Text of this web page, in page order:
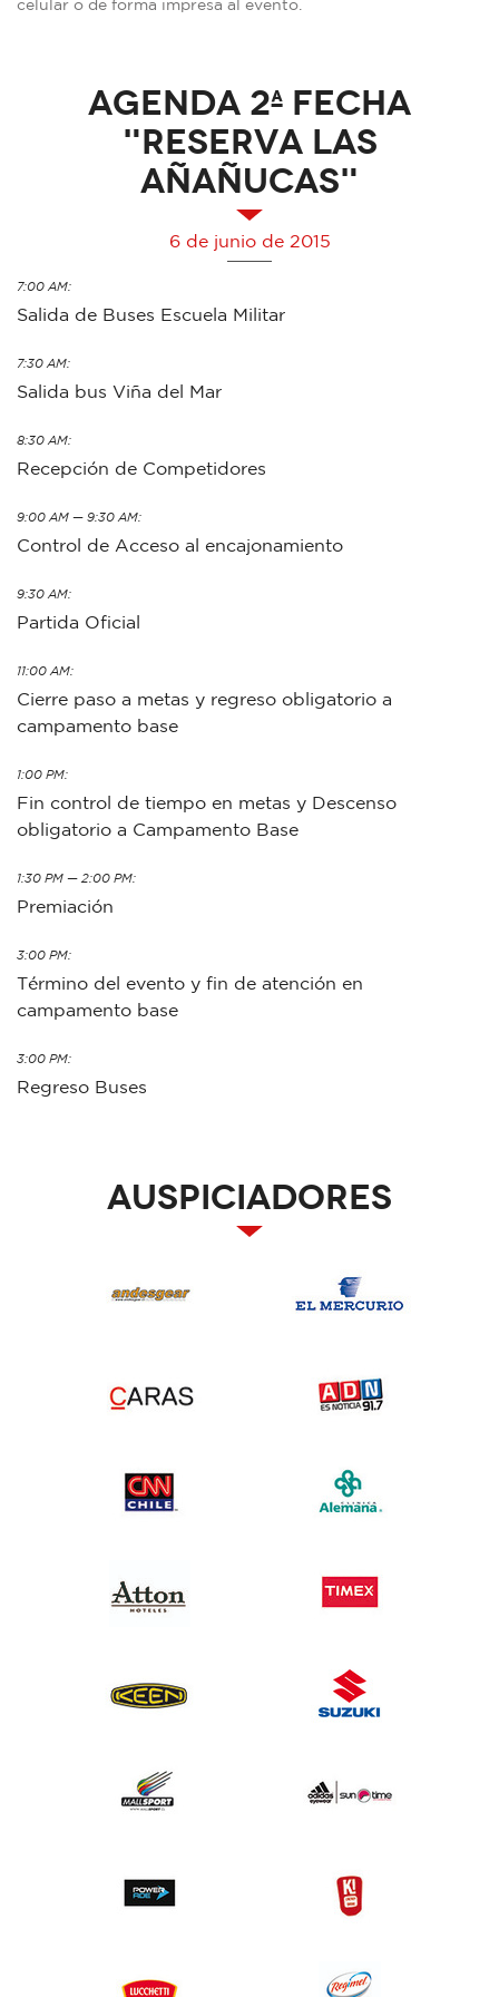
celular o de forma impresa al evento.
Agenda 2ª Fecha
"Reserva Las
Añañucas"
6 de junio de 2015
7:00 AM:
Salida de Buses Escuela Militar
7:30 AM:
Salida bus Viña del Mar
8:30 AM:
Recepción de Competidores
9:00 AM — 9:30 AM:
Control de Acceso al encajonamiento
9:30 AM:
Partida Oficial
11:00 AM:
Cierre paso a metas y regreso obligatorio a
campamento base
1:00 PM:
Fin control de tiempo en metas y Descenso
obligatorio a Campamento Base
1:30 PM — 2:00 PM:
Premiación
3:00 PM:
Término del evento y fin de atención en
campamento base
3:00 PM:
Regreso Buses
Auspiciadores